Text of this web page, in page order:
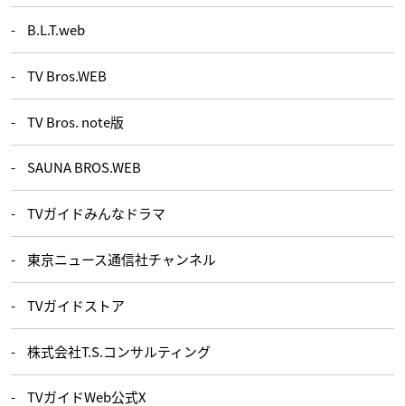
B.L.T.web
TV Bros.WEB
TV Bros. note版
SAUNA BROS.WEB
TVガイドみんなドラマ
東京ニュース通信社チャンネル
TVガイドストア
株式会社T.S.コンサルティング
TVガイドWeb公式X